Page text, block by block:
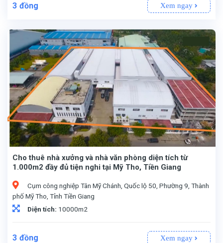
3 đồng Xem ngay
Cho thuê nhà xưởng và nhà văn phòng diện tích từ
1.000m2 đầy đủ tiện nghi tại Mỹ Tho, Tiền Giang
Cụm công nghiệp Tân Mỹ Chánh, Quốc lộ 50, Phường 9, Thành
phố Mỹ Tho, Tỉnh Tiền Giang
Diện tích: 10000m2
3 đồng Xem ngay